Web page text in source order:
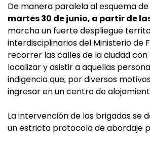
De manera paralela al esquema
martes 30 de junio, a partir de
marcha un fuerte despliegue
interdisciplinarios del Ministerio de
recorrer las calles de la ciudad
localizar y asistir a aquellas
indigencia que, por diversos
ingresar en un centro de
La intervención de las brigadas se
un estricto protocolo de abordaje